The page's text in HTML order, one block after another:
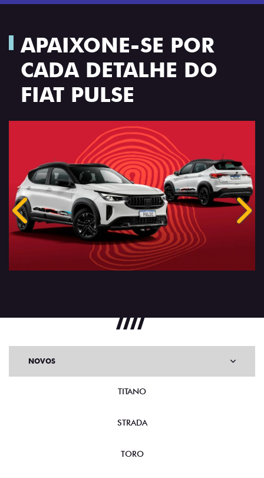
APAIXONE-SE POR
CADA DETALHE DO
FIAT PULSE
Anterior
NOVOS
TITANO
STRADA
TORO